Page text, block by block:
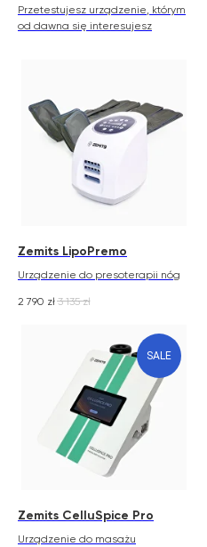
Przetestujesz urządzenie, którym
od dawna się interesujesz
Zemits LipoPremo
Urządzenie do presoterapii nóg
2 790 zł 3 135 zł
SALE
Zemits CelluSpice Pro
Urządzenie do masażu